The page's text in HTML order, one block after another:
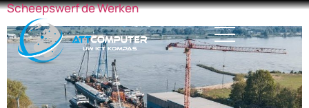
Scheepswerf de Werken